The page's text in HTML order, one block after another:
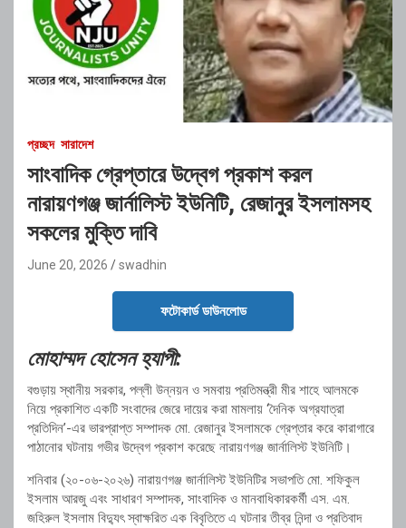
প্রচ্ছদ সারাদেশ
সাংবাদিক গ্রেপ্তারে উদ্বেগ প্রকাশ করল
নারায়ণগঞ্জ জার্নালিস্ট ইউনিটি, রেজানুর ইসলামসহ
সকলের মুক্তি দাবি
June 20, 2026 swadhin
ফটোকার্ড ডাউনলোড
মোহাম্মদ হোসেন হ্যাপী:
বগুড়ায় স্থানীয় সরকার, পল্লী উন্নয়ন ও সমবায় প্রতিমন্ত্রী মীর শাহে আলমকে
নিয়ে প্রকাশিত একটি সংবাদের জেরে দায়ের করা মামলায় ‘দৈনিক অগ্রযাত্রা
প্রতিদিন’-এর ভারপ্রাপ্ত সম্পাদক মো. রেজানুর ইসলামকে গ্রেপ্তার করে কারাগারে
পাঠানোর ঘটনায় গভীর উদ্বেগ প্রকাশ করেছে নারায়ণগঞ্জ জার্নালিস্ট ইউনিটি।
শনিবার (২০-০৬-২০২৬) নারায়ণগঞ্জ জার্নালিস্ট ইউনিটির সভাপতি মো. শফিকুল
ইসলাম আরজু এবং সাধারণ সম্পাদক, সাংবাদিক ও মানবাধিকারকর্মী এস. এম.
জহিরুল ইসলাম বিদ্যুৎ স্বাক্ষরিত এক বিবৃতিতে এ ঘটনার তীব্র নিন্দা ও প্রতিবাদ